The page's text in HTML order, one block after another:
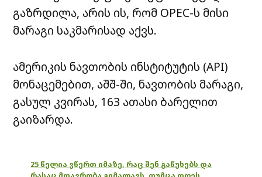
გაზრდილა, არის ის, რომ OPEC-ს მისი
მარაგი საკმარისად აქვს.
ამერიკის ნავთობის ინსტიტუტის (API)
მონაცემებით, აშშ-ში, ნავთობის მარაგი,
გასულ კვირას, 163 ათასი ბარელით
გაიზარდა.
25 წელია ვწერთ იმაზე, რაც შენ გაწუხებს და